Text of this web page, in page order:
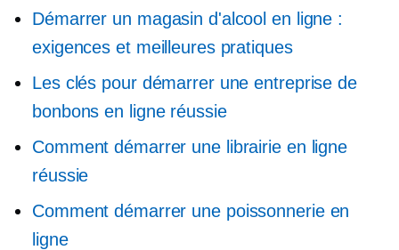
Démarrer un magasin d'alcool en ligne :
exigences et meilleures pratiques
Les clés pour démarrer une entreprise de
bonbons en ligne réussie
Comment démarrer une librairie en ligne
réussie
Comment démarrer une poissonnerie en
ligne